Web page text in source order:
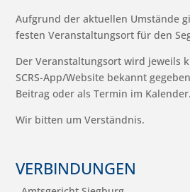
Aufgrund der aktuellen Umstände
festen Veranstaltungsort für den
Der Veranstaltungsort wird jeweils
SCRS-App/Website bekannt
Beitrag oder als Termin im Kalender.
Wir bitten um Verständnis.
VERBINDUNGEN